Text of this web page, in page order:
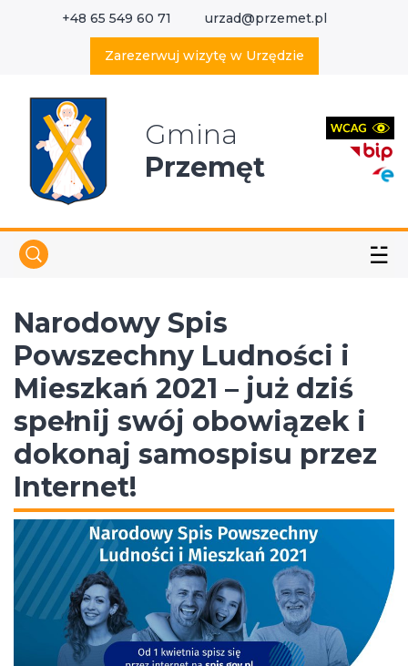
+48 65 549 60 71 urzad@przemet.pl
Zarezerwuj wizytę w Urzędzie
Gmina
Przemęt
☱
Narodowy Spis
Powszechny Ludności i
Mieszkań 2021 – już dziś
spełnij swój obowiązek i
dokonaj samospisu przez
Internet!
Wyszukaj w serwisie